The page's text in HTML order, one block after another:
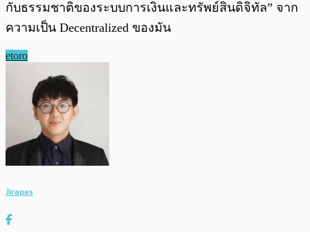
กับธรรมชาติของระบบการเงินและทรัพย์สินดิจิทัล” จาก
ความเป็น Decentralized ของมัน
etoro
Jirapas